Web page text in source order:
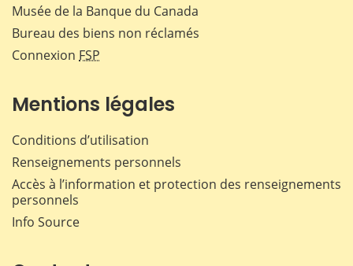
Musée de la Banque du Canada
Bureau des biens non réclamés
Connexion FSP
Mentions légales
Conditions d’utilisation
Renseignements personnels
Accès à l’information et protection des renseignements
personnels
Info Source